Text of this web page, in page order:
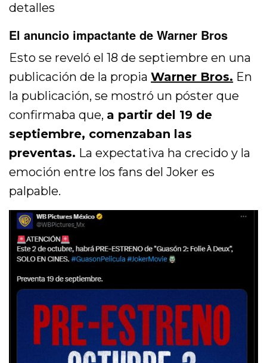
detalles
El anuncio impactante de Warner Bros
Esto se reveló el 18 de septiembre en una
publicación de la propiaWarner Bros. En
la publicación, se mostró un póster que
confirmaba que, a partir del 19 de
septiembre, comenzaban las
preventas. La expectativa ha crecido y la
emoción entre los fans del Joker es
palpable.